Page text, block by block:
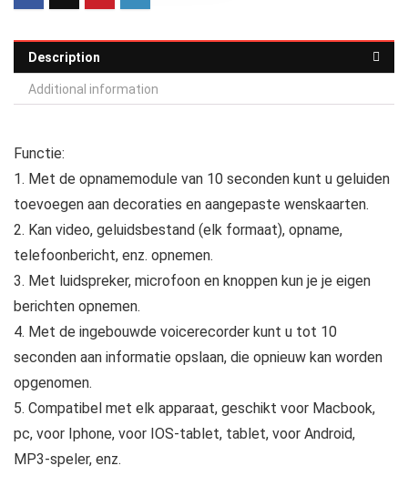
Description
Additional information
Functie:
1. Met de opnamemodule van 10 seconden kunt u geluiden
toevoegen aan decoraties en aangepaste wenskaarten.
2. Kan video, geluidsbestand (elk formaat), opname,
telefoonbericht, enz. opnemen.
3. Met luidspreker, microfoon en knoppen kun je je eigen
berichten opnemen.
4. Met de ingebouwde voicerecorder kunt u tot 10
seconden aan informatie opslaan, die opnieuw kan worden
opgenomen.
5. Compatibel met elk apparaat, geschikt voor Macbook,
pc, voor Iphone, voor IOS-tablet, tablet, voor Android,
MP3-speler, enz.